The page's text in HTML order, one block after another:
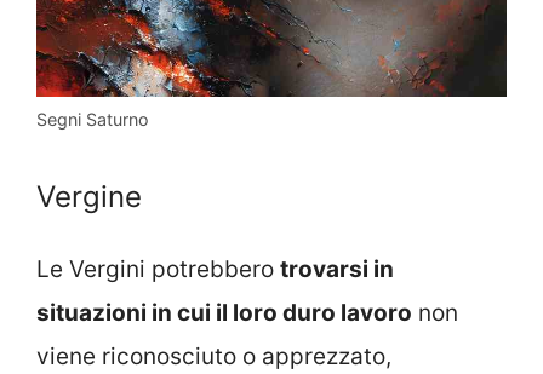
Segni Saturno
Vergine
Le Vergini potrebbero trovarsi in
situazioni in cui il loro duro lavoro non
viene riconosciuto o apprezzato,